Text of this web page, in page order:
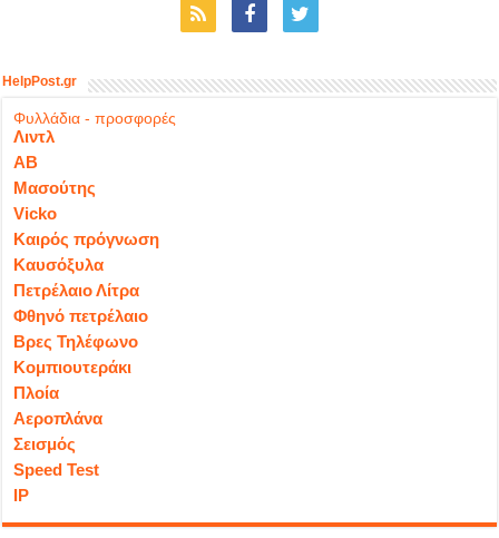
HelpPost.gr
Φυλλάδια - προσφορές
Λιντλ
ΑΒ
Μασούτης
Vicko
Καιρός πρόγνωση
Καυσόξυλα
Πετρέλαιο Λίτρα
Φθηνό πετρέλαιο
Βρες Τηλέφωνο
Κομπιουτεράκι
Πλοία
Αεροπλάνα
Σεισμός
Speed Test
IP